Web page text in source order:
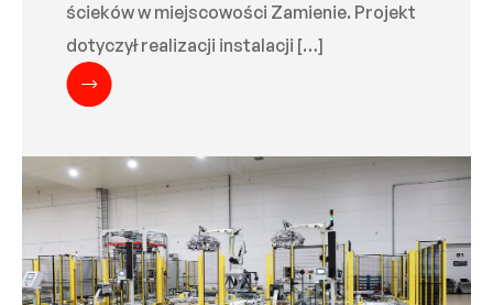
ścieków w miejscowości Zamienie. Projekt
dotyczył realizacji instalacji […]